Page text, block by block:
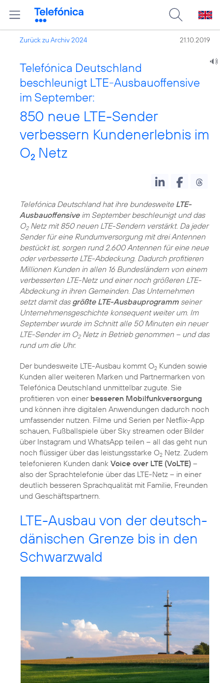
Zurück zu Archiv 2024 21.10.2019
Telefónica Deutschland
beschleunigt LTE-Ausbauoffensive
im September:
850 neue LTE-Sender
verbessern Kundenerlebnis im
O2 Netz
Telefónica Deutschland hat ihre bundesweite LTE-
Ausbauoffensiveim September beschleunigt und das
O2Netz mit 850 neuen LTE-Sendern verstärkt. Da jeder
Sender für eine Rundumversorgung mit drei Antennen
bestückt ist, sorgen rund 2.600 Antennen für eine neue
oder verbesserte LTE-Abdeckung. Dadurch profitieren
Millionen Kunden in allen 16 Bundesländern von einem
verbesserten LTE-Netz und einer noch größeren LTE-
Abdeckung in ihren Gemeinden. Das Unternehmen
setzt damit das größte LTE-Ausbauprogramm seiner
Unternehmensgeschichte konsequent weiter um. Im
September wurde im Schnitt alle 50 Minuten ein neuer
LTE-Sender im O2Netz in Betrieb genommen – und das
rund um die Uhr.
Der bundesweite LTE-Ausbau kommt O2 Kunden sowie
Kunden aller weiteren Marken und Partnermarken von
Telefónica Deutschland unmittelbar zugute. Sie
profitieren von einer besseren Mobilfunkversorgung
und können ihre digitalen Anwendungen dadurch noch
umfassender nutzen. Filme und Serien per Netflix-App
schauen, Fußballspiele über Sky streamen oder Bilder
über Instagram und WhatsApp teilen – all das geht nun
noch flüssiger über das leistungsstarke O2 Netz. Zudem
telefonieren Kunden dank Voice over LTE (VoLTE) –
also der Sprachtelefonie über das LTE-Netz – in einer
deutlich besseren Sprachqualität mit Familie, Freunden
und Geschäftspartnern.
LTE-Ausbau von der deutsch-
dänischen Grenze bis in den
Schwarzwald